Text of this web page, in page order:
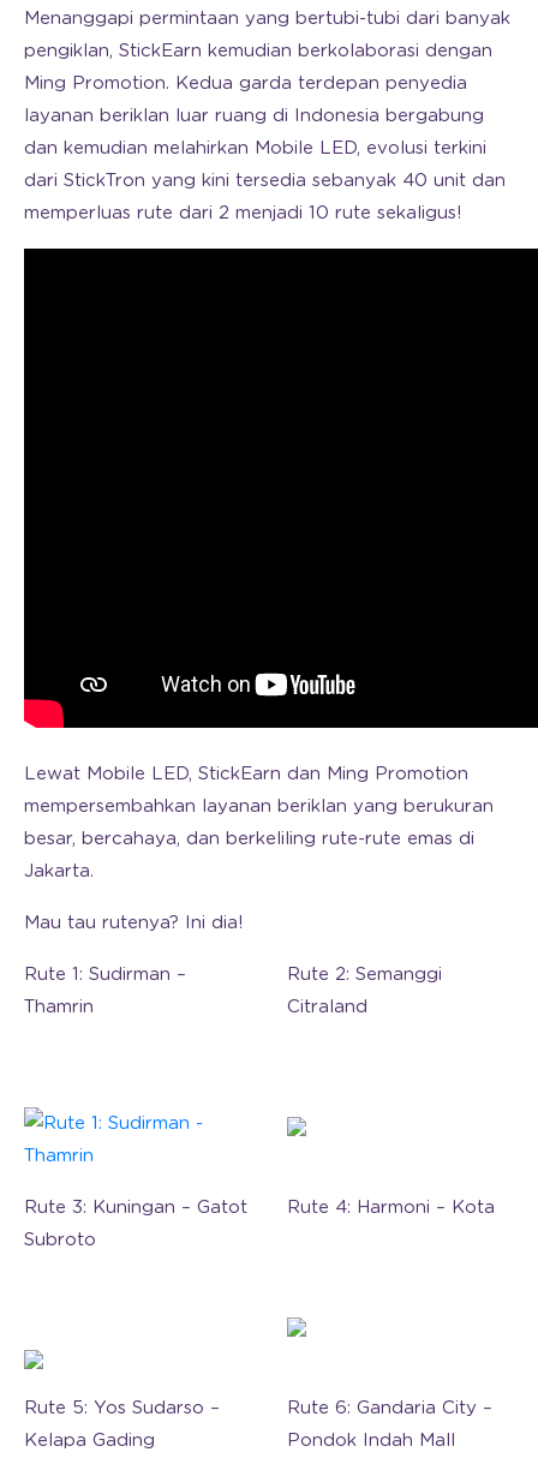
Menanggapi permintaan yang bertubi-tubi dari banyak
pengiklan, StickEarn kemudian berkolaborasi dengan
Ming Promotion. Kedua garda terdepan penyedia
layanan beriklan luar ruang di Indonesia bergabung
dan kemudian melahirkan Mobile LED, evolusi terkini
dari StickTron yang kini tersedia sebanyak 40 unit dan
memperluas rute dari 2 menjadi 10 rute sekaligus!
Lewat Mobile LED, StickEarn dan Ming Promotion
mempersembahkan layanan beriklan yang berukuran
besar, bercahaya, dan berkeliling rute-rute emas di
Jakarta.
Mau tau rutenya? Ini dia!
Rute 1: Sudirman –
Thamrin
Rute 2: Semanggi
Citraland
Rute 3: Kuningan – Gatot
Subroto
Rute 4: Harmoni – Kota
Rute 5: Yos Sudarso –
Kelapa Gading
Rute 6: Gandaria City –
Pondok Indah Mall